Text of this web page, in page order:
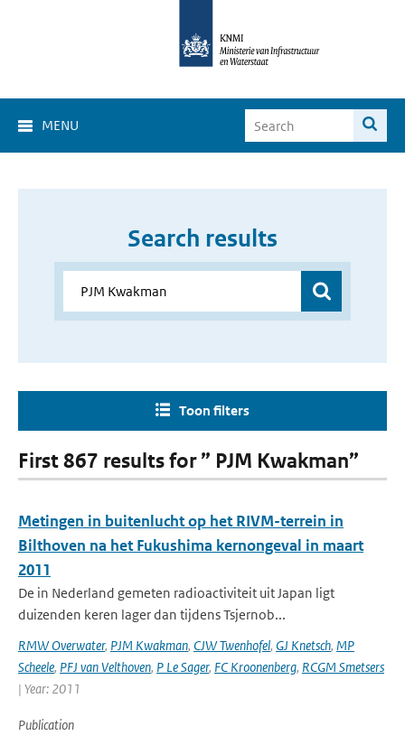
MENU
Search results
Toon filters
First 867 results for ” PJM Kwakman”
Metingen in buitenlucht op het RIVM-terrein in
Bilthoven na het Fukushima kernongeval in maart
2011
De in Nederland gemeten radioactiviteit uit Japan ligt
duizenden keren lager dan tijdens Tsjernob...
RMW Overwater, PJM Kwakman, CJW Twenhofel, GJ Knetsch, MP
Scheele, PFJ van Velthoven, P Le Sager, FC Kroonenberg, RCGM Smetsers
| Year: 2011
Publication